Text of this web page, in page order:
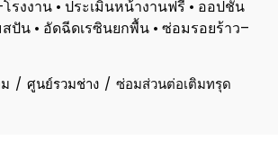
งงาน • ประเมินหน้างานฟรี • ออปชัน
ปัน • อัดฉีดเรซินยกพื้น • ซ่อมรอยร้าว–
ศูนย์รวมช่าง ซ่อมส่วนต่อเติมทรุด